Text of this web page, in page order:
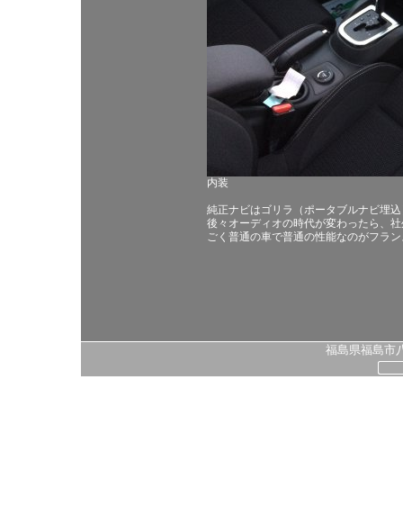
内装
純正ナビはゴリラ（ポータブルナビ埋
後々オーディオの時代が変わったら、
ごく普通の車で普通の性能なのがフラ
福島県福島市